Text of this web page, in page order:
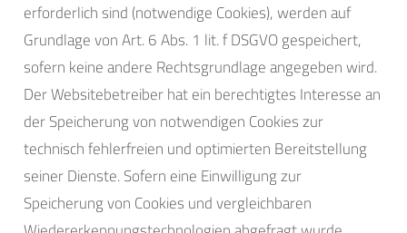
erforderlich sind (notwendige Cookies), werden auf
Grundlage von Art. 6 Abs. 1 lit. f DSGVO gespeichert,
sofern keine andere Rechtsgrundlage angegeben wird.
Der Websitebetreiber hat ein berechtigtes Interesse an
der Speicherung von notwendigen Cookies zur
technisch fehlerfreien und optimierten Bereitstellung
seiner Dienste. Sofern eine Einwilligung zur
Speicherung von Cookies und vergleichbaren